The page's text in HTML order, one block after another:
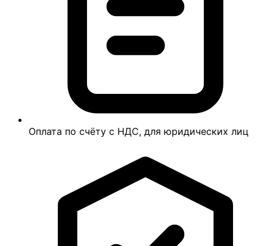
Оплата по счёту с НДС, для юридических лиц